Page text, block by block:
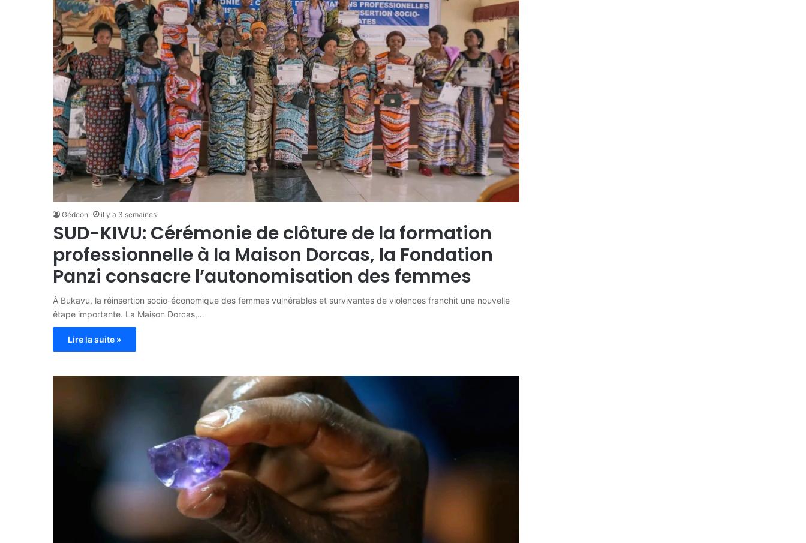
Gédeon il y a 3 semaines
SUD-KIVU: Cérémonie de clôture de la formation
professionnelle à la Maison Dorcas, la Fondation
Panzi consacre l’autonomisation des femmes
À Bukavu, la réinsertion socio-économique des femmes vulnérables et survivantes de violences franchit une nouvelle
étape importante. La Maison Dorcas,…
Lire la suite »